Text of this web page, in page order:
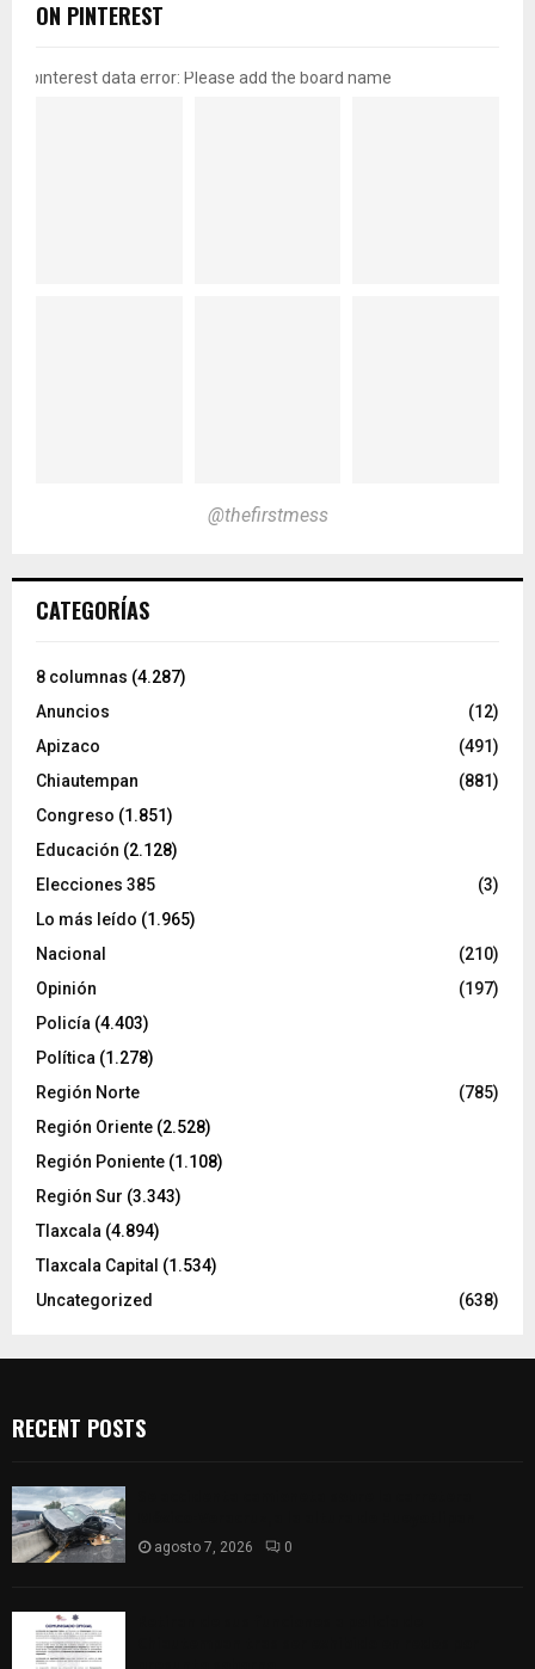
ON PINTEREST
pinterest data error: Please add the board name
@thefirstmess
CATEGORÍAS
8 columnas (4.287)
Anuncios
(12)
Apizaco
(491)
Chiautempan
(881)
Congreso (1.851)
Educación (2.128)
Elecciones 385
(3)
Lo más leído (1.965)
Nacional
(210)
Opinión
(197)
Policía (4.403)
Política (1.278)
Región Norte
(785)
Región Oriente (2.528)
Región Poniente (1.108)
Región Sur (3.343)
Tlaxcala (4.894)
Tlaxcala Capital (1.534)
Uncategorized
(638)
RECENT POSTS
agosto 7, 2026 0